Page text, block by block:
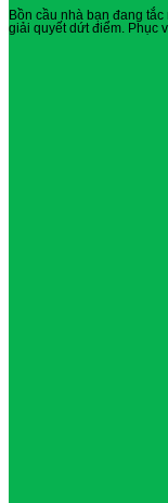
Bồn cầu nhà bạn đang
giải quyết dứt điểm. Phục